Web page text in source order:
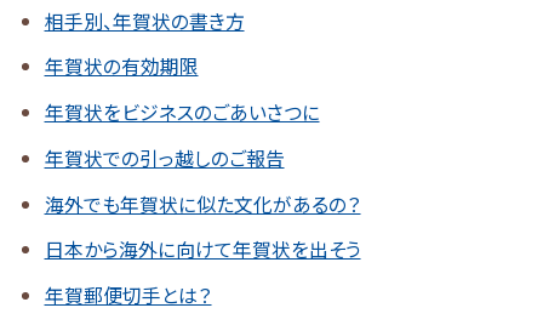
相手別、年賀状の書き方
年賀状の有効期限
年賀状をビジネスのごあいさつに
年賀状での引っ越しのご報告
海外でも年賀状に似た文化があるの？
日本から海外に向けて年賀状を出そう
年賀郵便切手とは？